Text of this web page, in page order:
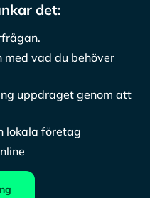
det:
vad du behöver
uppdraget genom att
lokala företag